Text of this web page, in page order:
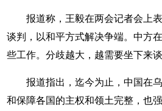
报道称，王毅在两会记者会上
谈判，以和平方式解决争端。中方
些工作。分歧越大，越需要坐下来谈
报道指出，迄今为止，中国在
和保障各国的主权和领土完整，也